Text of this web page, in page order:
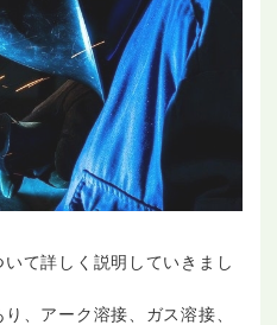
て詳しく説明していきまし
、アーク溶接、ガス溶接、